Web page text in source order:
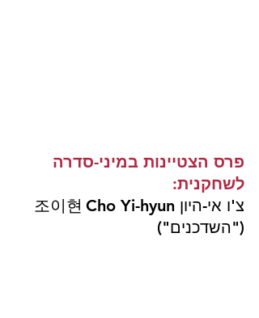
פרס הצטיינות במיני-סדרה
לשחקנית:
("השדכנים")